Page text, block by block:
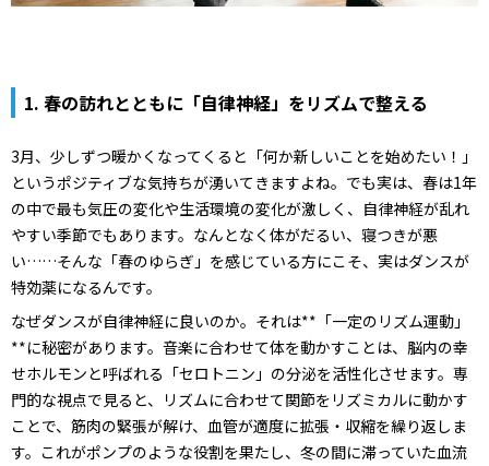
1. 春の訪れとともに「自律神経」をリズムで整える
3月、少しずつ暖かくなってくると「何か新しいことを始めたい！」
というポジティブな気持ちが湧いてきますよね。でも実は、春は1年
の中で最も気圧の変化や生活環境の変化が激しく、自律神経が乱れ
やすい季節でもあります。なんとなく体がだるい、寝つきが悪
い……そんな「春のゆらぎ」を感じている方にこそ、実はダンスが
特効薬になるんです。
なぜダンスが自律神経に良いのか。それは**「一定のリズム運動」
**に秘密があります。音楽に合わせて体を動かすことは、脳内の幸
せホルモンと呼ばれる「セロトニン」の分泌を活性化させます。専
門的な視点で見ると、リズムに合わせて関節をリズミカルに動かす
ことで、筋肉の緊張が解け、血管が適度に拡張・収縮を繰り返しま
す。これがポンプのような役割を果たし、冬の間に滞っていた血流